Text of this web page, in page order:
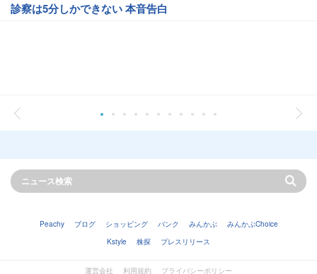
診察は5分しかできない 本音告白
Peachy ブログ ショッピング バンク みんかぶ
みんかぶChoice
Kstyle
株探 プレスリリース
運営会社 利用規約 プライバシーポリシー